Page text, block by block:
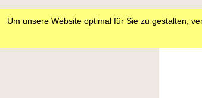
Um unsere Website optimal für Sie zu gestalten,